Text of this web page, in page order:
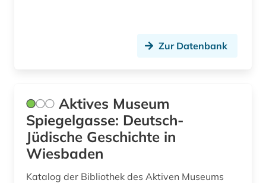
braunschweig (1)
evangelische geistliche (1)
Zur Datenbank
Aktives Museum
Spiegelgasse: Deutsch-
Jüdische Geschichte in
Wiesbaden
Katalog der Bibliothek des Aktiven Museums